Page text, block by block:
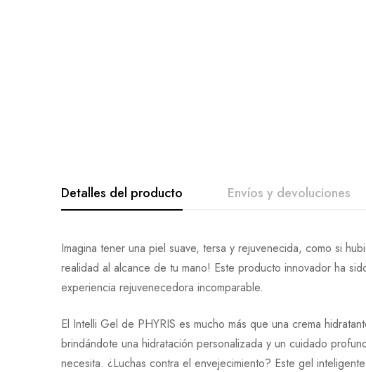
Detalles del producto Envíos y devoluciones
Imagina tener una piel suave, tersa y rejuvenecida, como si
realidad al alcance de tu mano! Este producto innovador ha
experiencia rejuvenecedora incomparable.
El Intelli Gel de PHYRIS es mucho más que una crema
brindándote una hidratación personalizada y un cuidado
necesita. ¿Luchas contra el envejecimiento? Este gel
De La Calificación Y
Todavía no hay comentarios.
Pregunta Y Respuesta
0Preguntas
No hay ninguna pregunta